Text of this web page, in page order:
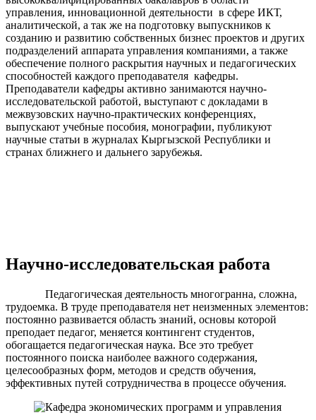
управления, инновационной деятельности в сфере ИКТ,
аналитической, а так же на подготовку выпускников к
созданию и развитию собственных бизнес проектов и других
подразделений аппарата управления компаниями, а также
обеспечение полного раскрытия научных и педагогических
способностей каждого преподавателя кафедры.
Преподаватели кафедры активно занимаются научно-
исследовательской работой, выступают с докладами в
межвузовских научно-практических конференциях,
выпускают учебные пособия, монографии, публикуют
научные статьи в журналах Кыргызской Республики и
странах ближнего и дальнего зарубежья.
Научно-исследовательская работа
Педагогическая деятельность многогранна, сложна,
трудоемка. В труде преподавателя нет неизменных элементов:
постоянно развивается область знаний, основы которой
преподает педагог, меняется контингент студентов,
обогащается педагогическая наука. Все это требует
постоянного поиска наиболее важного содержания,
целесообразных форм, методов и средств обучения,
эффективных путей сотрудничества в процессе обучения.